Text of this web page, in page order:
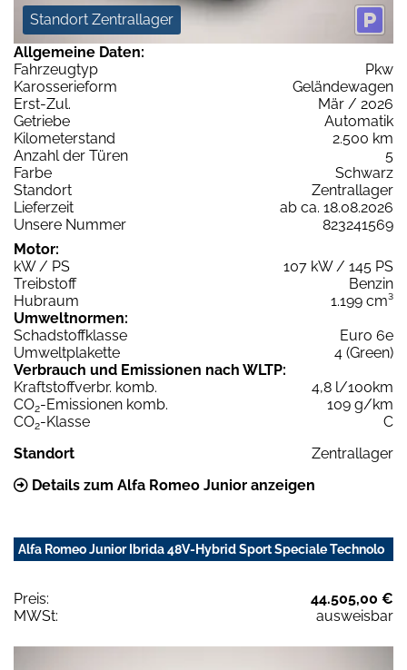
Standort Zentrallager
Allgemeine Daten:
Fahrzeugtyp
Pkw
Karosserieform
Geländewagen
Erst-Zul.
Mär / 2026
Getriebe
Automatik
Kilometerstand
2.500 km
Anzahl der Türen
5
Farbe
Schwarz
Standort
Zentrallager
Lieferzeit
ab ca. 18.08.2026
Unsere Nummer
823241569
Motor:
kW / PS
107 kW / 145 PS
Treibstoff
Benzin
Hubraum
1.199 cm³
Umweltnormen:
Schadstoffklasse
Euro 6e
Umweltplakette
4 (Green)
Verbrauch und Emissionen nach WLTP:
Kraftstoffverbr. komb.
4,8 l/100km
CO2-Emissionen komb.
109 g/km
CO2-Klasse
C
Standort
Zentrallager
Details zum Alfa Romeo Junior anzeigen
Alfa Romeo Junior Ibrida 48V-Hybrid Sport Speciale Technolo
Preis:
44.505,00 €
MWSt:
ausweisbar